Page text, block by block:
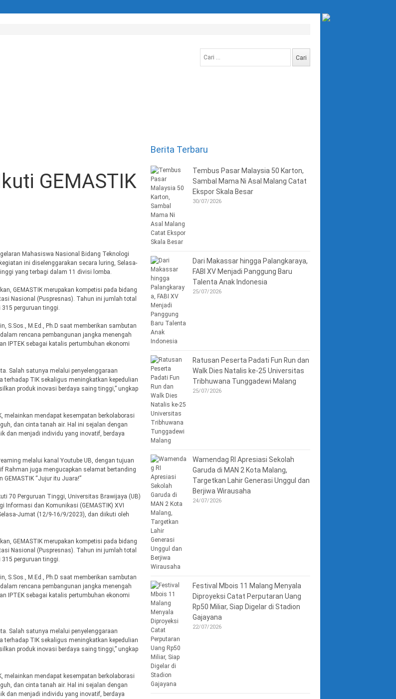
untuk:
GEMASTIK
Mahasiswa Nasional Bidang Teknologi
ini diselenggarakan secara luring, Selasa-
yang terbagi dalam 11 divisi lomba.
GEMASTIK merupakan kompetisi pada bidang
Nasional (Puspresnas). Tahun ini jumlah total
perguruan tinggi.
S.Sos., M.Ed., Ph.D saat memberikan sambutan
rencana pembangunan jangka menengah
IPTEK sebagai katalis pertumbuhan ekonomi
Salah satunya melalui penyelenggaraan
TIK sekaligus meningkatkan kepedulian
produk inovasi berdaya saing tinggi,” ungkap
melainkan mendapat kesempatan berkolaborasi
dan cinta tanah air. Hal ini sejalan dengan
dan menjadi individu yang inovatif, berdaya
melalui kanal Youtube UB, dengan tujuan
Rahman juga mengucapkan selamat bertanding
“Jujur itu Juara!”
70 Perguruan Tinggi, Universitas Brawijaya (UB)
dan Komunikasi (GEMASTIK) XVI
Jumat (12/9-16/9/2023), dan diikuti oleh
GEMASTIK merupakan kompetisi pada bidang
Nasional (Puspresnas). Tahun ini jumlah total
perguruan tinggi.
S.Sos., M.Ed., Ph.D saat memberikan sambutan
rencana pembangunan jangka menengah
IPTEK sebagai katalis pertumbuhan ekonomi
Salah satunya melalui penyelenggaraan
TIK sekaligus meningkatkan kepedulian
produk inovasi berdaya saing tinggi,” ungkap
melainkan mendapat kesempatan berkolaborasi
dan cinta tanah air. Hal ini sejalan dengan
dan menjadi individu yang inovatif, berdaya
Berita Terbaru
Tembus Pasar Malaysia 50 Karton,
Sambal Mama Ni Asal Malang Catat
Ekspor Skala Besar
30/07/2026
Dari Makassar hingga Palangkaraya,
FABI XV Menjadi Panggung Baru
Talenta Anak Indonesia
25/07/2026
Ratusan Peserta Padati Fun Run dan
Walk Dies Natalis ke-25 Universitas
Tribhuwana Tunggadewi Malang
25/07/2026
Wamendag RI Apresiasi Sekolah
Garuda di MAN 2 Kota Malang,
Targetkan Lahir Generasi Unggul dan
Berjiwa Wirausaha
24/07/2026
Festival Mbois 11 Malang Menyala
Diproyeksi Catat Perputaran Uang
Rp50 Miliar, Siap Digelar di Stadion
Gajayana
22/07/2026